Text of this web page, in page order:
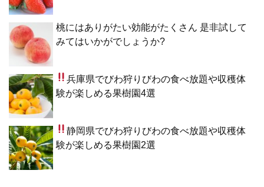
桃にはありがたい効能がたくさん 是非試して
みてはいかがでしょうか?
兵庫県でびわ狩り びわの食べ放題や収穫体
験が楽しめる果樹園4選
静岡県でびわ狩り びわの食べ放題や収穫体
験が楽しめる果樹園2選